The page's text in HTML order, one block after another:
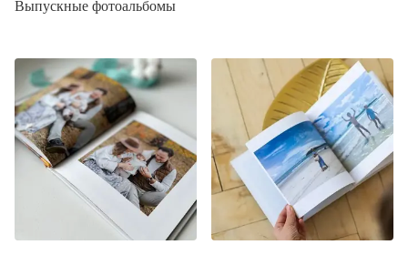
Выпускные фотоальбомы